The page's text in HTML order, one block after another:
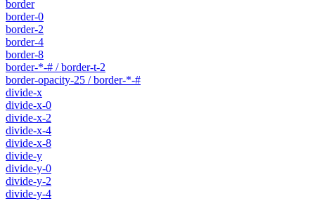
border
border-0
border-2
border-4
border-8
border-*-# / border-t-2
border-opacity-25 / border-*-#
divide-x
divide-x-0
divide-x-2
divide-x-4
divide-x-8
divide-y
divide-y-0
divide-y-2
divide-y-4